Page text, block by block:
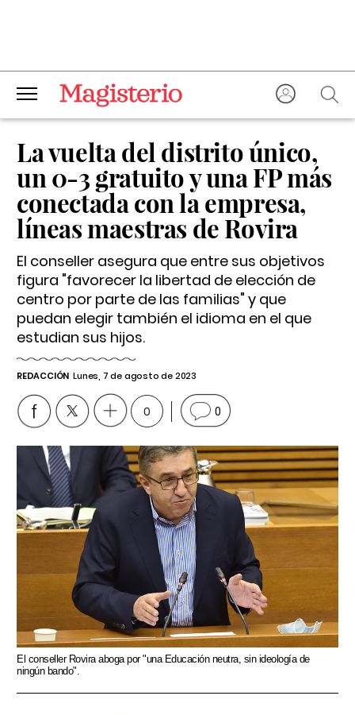
La vuelta del distrito único,
un 0-3 gratuito y una FP más
conectada con la empresa,
líneas maestras de Rovira
El conseller asegura que entre sus objetivos
figura "favorecer la libertad de elección de
centro por parte de las familias" y que
puedan elegir también el idioma en el que
estudian sus hijos.
REDACCIÓN Lunes, 7 de agosto de 2023
0 0
El conseller Rovira aboga por "una Educación neutra, sin ideología de
ningún bando".